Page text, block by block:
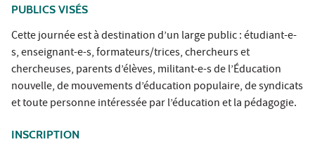
PUBLICS VISÉS
Cette journée est à destination d’un large public : étudiant-e-
s, enseignant-e-s, formateurs/trices, chercheurs et
chercheuses, parents d’élèves, militant-e-s de l’Éducation
nouvelle, de mouvements d’éducation populaire, de syndicats
et toute personne intéressée par l’éducation et la pédagogie.
INSCRIPTION